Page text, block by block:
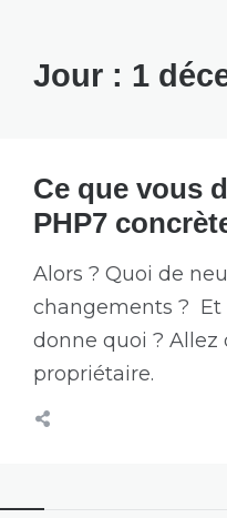
Jour : 1
Ce que vous
PHP7
Alors ? Quoi de
changements ? Et
donne quoi ?
propriétaire.